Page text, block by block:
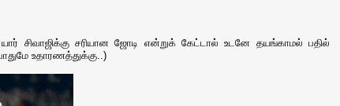
சிவாஜிக்கு சரியான ஜோடி என்றுக் கேட்டால் உடனே தயங்காமல் பதில்
உதாரணத்துக்கு..)